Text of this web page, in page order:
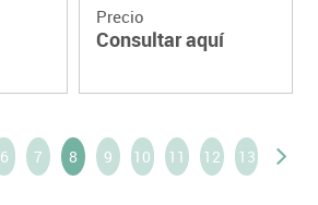
Precio
Consultar aquí
6 7 8 9 10 11 12 13